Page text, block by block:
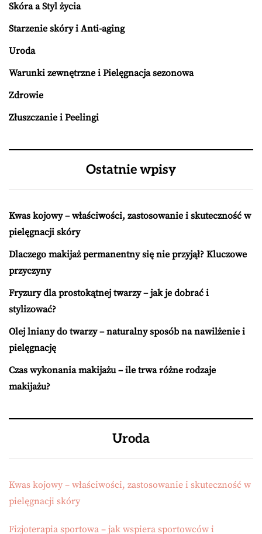
Skóra a Styl życia
Starzenie skóry i Anti-aging
Uroda
Warunki zewnętrzne i Pielęgnacja sezonowa
Zdrowie
Złuszczanie i Peelingi
Ostatnie wpisy
Kwas kojowy – właściwości, zastosowanie i skuteczność w
pielęgnacji skóry
Dlaczego makijaż permanentny się nie przyjął? Kluczowe
przyczyny
Fryzury dla prostokątnej twarzy – jak je dobrać i
stylizować?
Olej lniany do twarzy – naturalny sposób na nawilżenie i
pielęgnację
Czas wykonania makijażu – ile trwa różne rodzaje
makijażu?
Uroda
Kwas kojowy – właściwości, zastosowanie i skuteczność w
pielęgnacji skóry
Fizjoterapia sportowa – jak wspiera sportowców i